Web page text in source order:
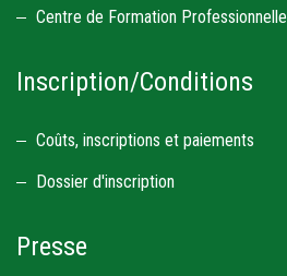
Centre de Formation Professionnelle
Inscription/Conditions
Coûts, inscriptions et paiements
Dossier d'inscription
Presse